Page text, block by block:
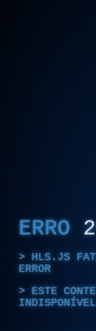
ERRO
HLS.JS
ERROR
ESTE
INDISPONÍVEL